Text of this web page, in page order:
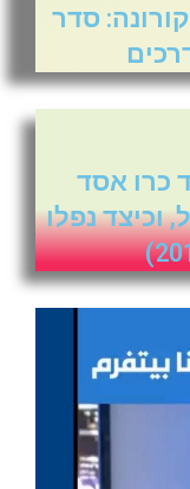
סדר
כרו אסד
וכיצד נפלו